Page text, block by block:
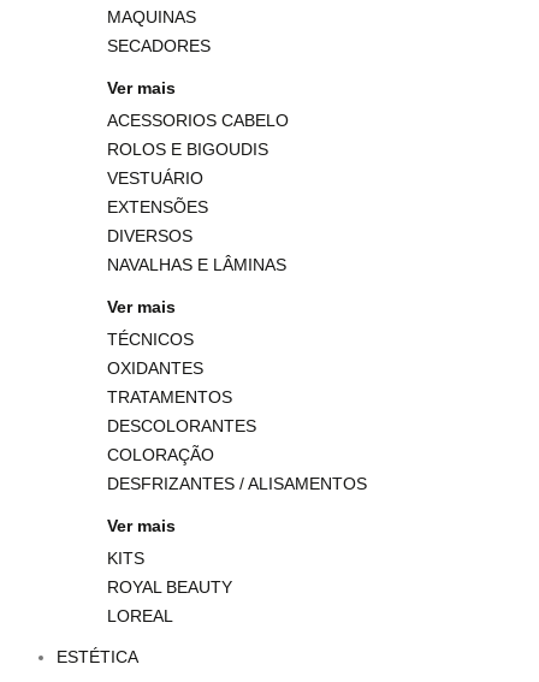
MAQUINAS
SECADORES
Ver mais
ACESSORIOS CABELO
ROLOS E BIGOUDIS
VESTUÁRIO
EXTENSÕES
DIVERSOS
NAVALHAS E LÂMINAS
Ver mais
TÉCNICOS
OXIDANTES
TRATAMENTOS
DESCOLORANTES
COLORAÇÃO
DESFRIZANTES / ALISAMENTOS
Ver mais
KITS
ROYAL BEAUTY
LOREAL
ESTÉTICA